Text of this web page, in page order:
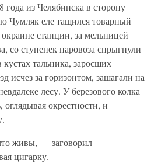
из Челябинска в сторону
Чумляк еле тащился товарный
станции, за мельницей
со ступенек паровоза спрыгнули
тальника, заросших
исчез за горизонтом, зашагали на
лесу. У березового колка
окрестности, и
живы, — заговорил
цигарку.